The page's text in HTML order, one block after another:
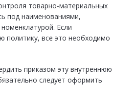
товарно-материальных
под наименованиями,
Если
политику, все это необходимо
приказом эту внутреннюю
следует оформить